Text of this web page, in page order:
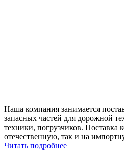
Наша компания занимается
запасных частей для дорожной
техники, погрузчиков. Поставка
отечественную, так и на
Читать подробнее